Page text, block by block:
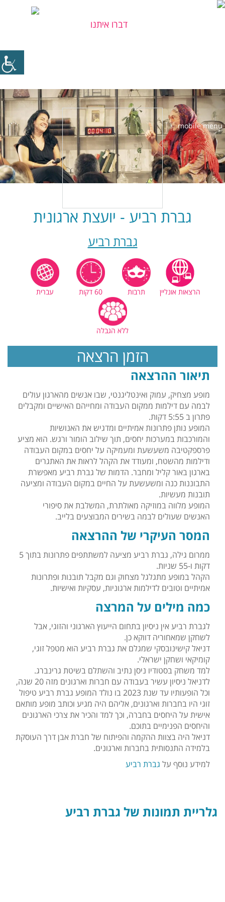
דברו איתנו
יש לכם שאלה?
גברת רביע - יועצת ארגונית
גברת רביע
הרצאות אונליין תרבות 60 דקות עברית
ללא הגבלה
הזמן הרצאה
תיאור ההרצאה
מופע מצחיק, עמוק ואינטליגנטי, שבו אנשים מהארגון עולים
לבמה עם דילמות ממקום העבודה ומחייהם האישיים ומקבלים
פתרון ב 5:55 דקות.
המופע נותן פתרונות אמיתיים ומדגיש את האנושיות
והמורכבות במערכות יחסים, תוך שילוב הומור ורגש. הוא מציע
פרספקטיבה משעשעת ומעמיקה על יחסים במקום העבודה
ודילמות מהשטח, ומעודד את הקהל לראות את האתגרים
בארגון באור קליל ומחבר. הדמות של גברת רביע מאפשרת
התבוננות כנה ומשעשעת על החיים במקום העבודה ומציעה
תובנות מעשיות.
המופע מלווה במוזיקה מאולתרת, המשלבת את סיפורי
האנשים שעולים לבמה בשירים המבוצעים בלייב.
המסר העיקרי של ההרצאה
ממרום גילה, גברת רביע מציעה למשתתפים פתרונות בתוך 5
דקות ו-55 שניות.
הקהל במופע מתגלגל מצחוק וגם מקבל תובנות ופתרונות
אמיתיים וטובים לדילמות ארגוניות, עסקיות ואישיות.
כמה מילים על המרצה
לגברת רביע אין ניסיון בתחום הייעוץ הארגוני והזוגי, אבל
לשחקן שמאחוריה דווקא כן.
דניאל קישינובסקי שמגלם את גברת רביע הוא מטפל זוגי,
קומיקאי ושחקן ישראלי.
למד משחק בסטודיו ניסן נתיב והשתלם בשיטת גרינברג.
לדניאל ניסיון עשיר בעבודה עם חברות וארגונים מזה 20 שנה,
וכל הופעותיו עד שנת 2023 בו נולד המופע גברת רביע טיפול
זוגי היו בחברות וארגונים, אליהם היה מגיע וכותב מופע מותאם
אישית על היחסים בחברה, וכך למד והכיר את צרכי הארגונים
והיחסים הפנימיים בתוכם.
דניאל היה בצוות ההקמה והפיתוח של חברת אבן דרך העוסקת
בלמידה התנסותית בחברות וארגונים.
למידע נוסף על גברת רביע
גלריית תמונות של גברת רביע